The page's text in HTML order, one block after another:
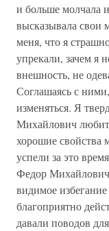
и больше молчала
высказывала свои
меня, что я
упрекали, зачем я
внешность, не
Соглашаясь с
изменяться. Я
Михайлович любит
хорошие свойства
успели за это
Федор
видимое
благоприятно
давали поводов